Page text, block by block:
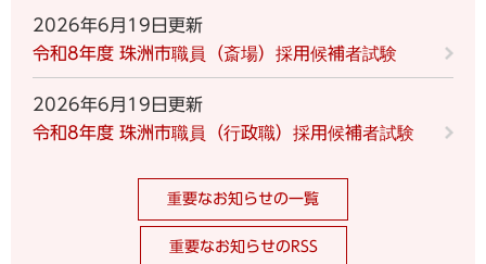
2026年6月19日更新
令和8年度 珠洲市職員（斎場）採用候補者試験
2026年6月19日更新
令和8年度 珠洲市職員（行政職）採用候補者試験
重要なお知らせの一覧
重要なお知らせのRSS